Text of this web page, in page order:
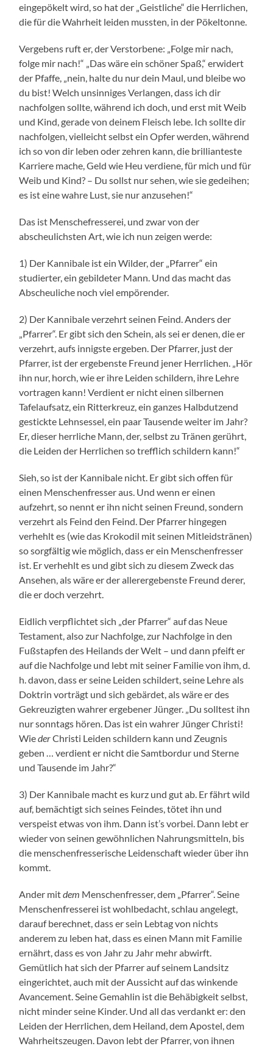
eingepökelt wird, so hat der „Geistliche“ die Herrlichen,
die für die Wahrheit leiden mussten, in der Pökeltonne.
Vergebens ruft er, der Verstorbene: „Folge mir nach,
folge mir nach!“ „Das wäre ein schöner Spaß,“ erwidert
der Pfaffe, „nein, halte du nur dein Maul, und bleibe wo
du bist! Welch unsinniges Verlangen, dass ich dir
nachfolgen sollte, während ich doch, und erst mit Weib
und Kind, gerade von deinem Fleisch lebe. Ich sollte dir
nachfolgen, vielleicht selbst ein Opfer werden, während
ich so von dir leben oder zehren kann, die brillianteste
Karriere mache, Geld wie Heu verdiene, für mich und für
Weib und Kind? – Du sollst nur sehen, wie sie gedeihen;
es ist eine wahre Lust, sie nur anzusehen!“
Das ist Menschefresserei, und zwar von der
abscheulichsten Art, wie ich nun zeigen werde:
1) Der Kannibale ist ein Wilder, der „Pfarrer“ ein
studierter, ein gebildeter Mann. Und das macht das
Abscheuliche noch viel empörender.
2) Der Kannibale verzehrt seinen Feind. Anders der
„Pfarrer“. Er gibt sich den Schein, als sei er denen, die er
verzehrt, aufs innigste ergeben. Der Pfarrer, just der
Pfarrer, ist der ergebenste Freund jener Herrlichen. „Hör
ihn nur, horch, wie er ihre Leiden schildern, ihre Lehre
vortragen kann! Verdient er nicht einen silbernen
Tafelaufsatz, ein Ritterkreuz, ein ganzes Halbdutzend
gestickte Lehnsessel, ein paar Tausende weiter im Jahr?
Er, dieser herrliche Mann, der, selbst zu Tränen gerührt,
die Leiden der Herrlichen so trefflich schildern kann!“
Sieh, so ist der Kannibale nicht. Er gibt sich offen für
einen Menschenfresser aus. Und wenn er einen
aufzehrt, so nennt er ihn nicht seinen Freund, sondern
verzehrt als Feind den Feind. Der Pfarrer hingegen
verhehlt es (wie das Krokodil mit seinen Mitleidstränen)
so sorgfältig wie möglich, dass er ein Menschenfresser
ist. Er verhehlt es und gibt sich zu diesem Zweck das
Ansehen, als wäre er der allerergebenste Freund derer,
die er doch verzehrt.
Eidlich verpflichtet sich „der Pfarrer“ auf das Neue
Testament, also zur Nachfolge, zur Nachfolge in den
Fußstapfen des Heilands der Welt – und dann pfeift er
auf die Nachfolge und lebt mit seiner Familie von ihm, d.
h. davon, dass er seine Leiden schildert, seine Lehre als
Doktrin vorträgt und sich gebärdet, als wäre er des
Gekreuzigten wahrer ergebener Jünger. „Du solltest ihn
nur sonntags hören. Das ist ein wahrer Jünger Christi!
WiederChristi Leiden schildern kann und Zeugnis
geben … verdient er nicht die Samtbordur und Sterne
und Tausende im Jahr?“
3) Der Kannibale macht es kurz und gut ab. Er fährt wild
auf, bemächtigt sich seines Feindes, tötet ihn und
verspeist etwas von ihm. Dann ist’s vorbei. Dann lebt er
wieder von seinen gewöhnlichen Nahrungsmitteln, bis
die menschenfresserische Leidenschaft wieder über ihn
kommt.
Ander mitdem Menschenfresser, dem „Pfarrer“. Seine
Menschenfresserei ist wohlbedacht, schlau angelegt,
darauf berechnet, dass er sein Lebtag von nichts
anderem zu leben hat, dass es einen Mann mit Familie
ernährt, dass es von Jahr zu Jahr mehr abwirft.
Gemütlich hat sich der Pfarrer auf seinem Landsitz
eingerichtet, auch mit der Aussicht auf das winkende
Avancement. Seine Gemahlin ist die Behäbigkeit selbst,
nicht minder seine Kinder. Und all das verdankt er: den
Leiden der Herrlichen, dem Heiland, dem Apostel, dem
Wahrheitszeugen. Davon lebt der Pfarrer, von ihnen